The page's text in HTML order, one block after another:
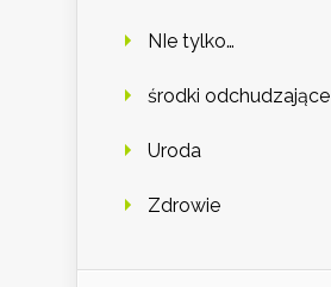
NIe tylko…
środki odchudzające
Uroda
Zdrowie